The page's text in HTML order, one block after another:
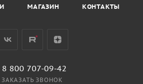
МАГАЗИН КОНТАКТЫ
8 800 707-09-42
ЗАКАЗАТЬ ЗВОНОК